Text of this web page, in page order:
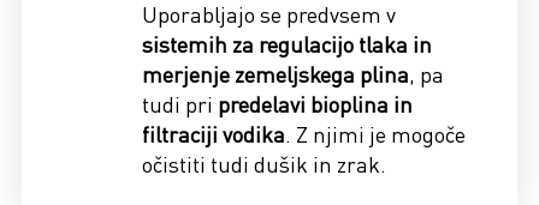
Uporabljajo se predvsem v
sistemih za regulacijo tlaka in
merjenje zemeljskega plina, pa
tudi pri predelavi bioplina in
filtraciji vodika. Z njimi je mogoče
očistiti tudi dušik in zrak.